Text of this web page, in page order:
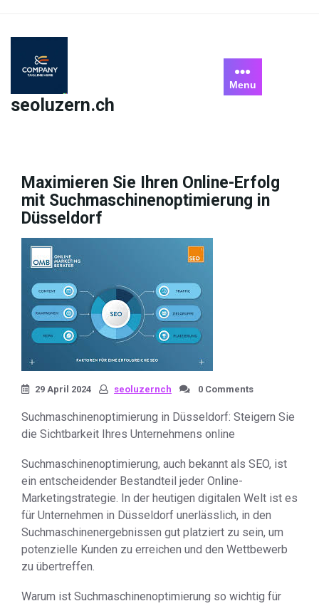
content
seoluzern.ch
Menu
Maximieren Sie Ihren Online-Erfolg
mit Suchmaschinenoptimierung in
Düsseldorf
29 April 2024 seoluzernch 0 Comments
Suchmaschinenoptimierung in Düsseldorf: Steigern Sie
die Sichtbarkeit Ihres Unternehmens online
Suchmaschinenoptimierung, auch bekannt als SEO, ist
ein entscheidender Bestandteil jeder Online-
Marketingstrategie. In der heutigen digitalen Welt ist es
für Unternehmen in Düsseldorf unerlässlich, in den
Suchmaschinenergebnissen gut platziert zu sein, um
potenzielle Kunden zu erreichen und den Wettbewerb
zu übertreffen.
Warum ist Suchmaschinenoptimierung so wichtig für